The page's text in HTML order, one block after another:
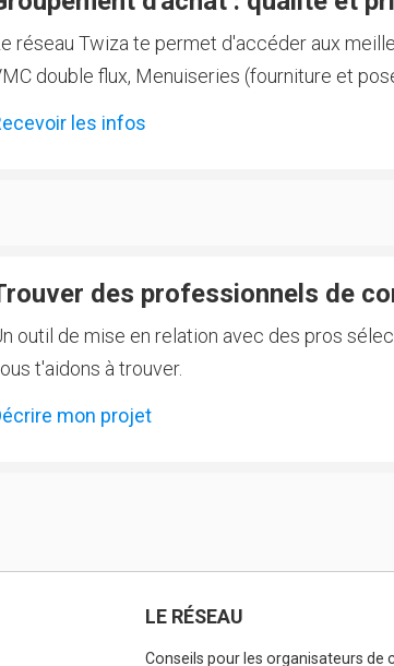
réseau Twiza te permet d'accéder aux
double flux, Menuiseries (fourniture et
les infos
des professionnels de
outil de mise en relation avec des pros
t'aidons à trouver.
mon projet
LE RÉSEAU
Conseils pour les organisateurs de